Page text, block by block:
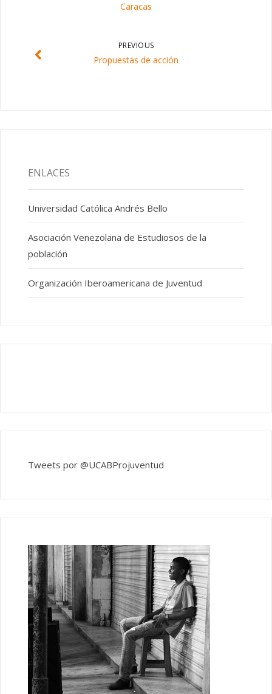
Caracas
PREVIOUS
Propuestas de acción
ENLACES
Universidad Católica Andrés Bello
Asociación Venezolana de Estudiosos de la
población
Organización Iberoamericana de Juventud
Tweets por @UCABProjuventud